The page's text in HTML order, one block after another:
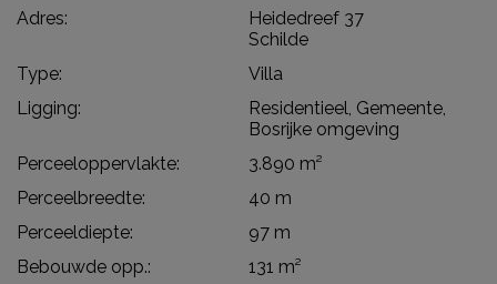
Adres:
Heidedreef 37
Schilde
Type:
Villa
Ligging:
Residentieel, Gemeente,
Bosrijke omgeving
Perceeloppervlakte:
3.890 m²
Perceelbreedte:
40 m
Perceeldiepte:
97 m
Bebouwde opp.:
131 m²